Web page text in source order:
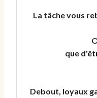
La tâche vous
que
Debout, loyaux